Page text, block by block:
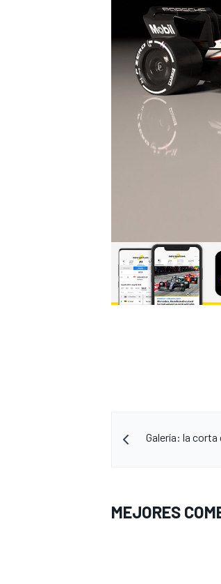
Galería: la corta
MEJORES